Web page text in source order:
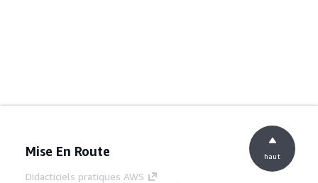
Mise En Route
Didacticiels pratiques AWS
haut